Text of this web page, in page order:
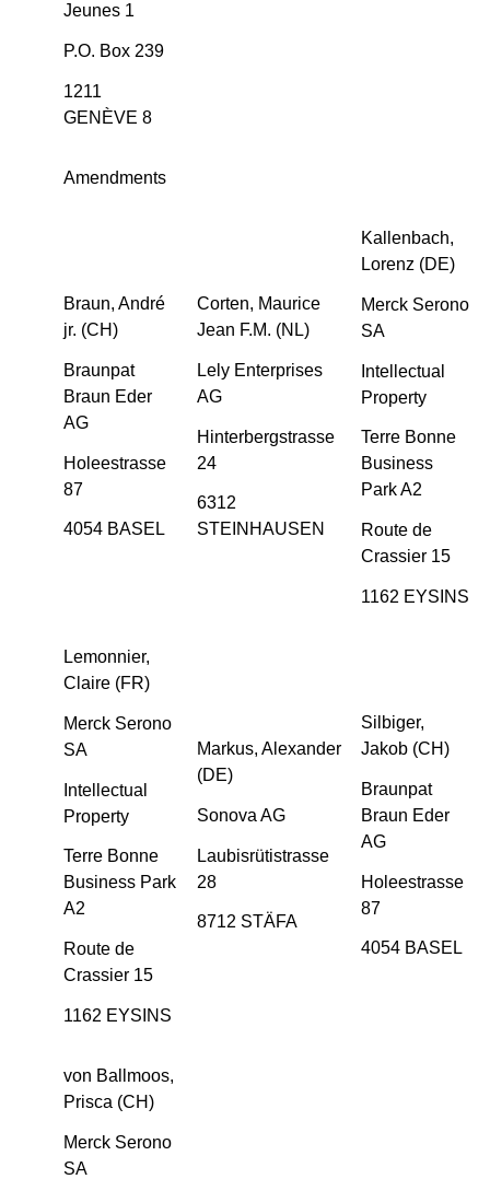
Jeunes 1
P.O. Box 239
1211
GENÈVE 8
Amendments
Braun, André
jr. (CH)
Braunpat
Braun Eder
AG
Holeestrasse
87
4054 BASEL
Corten, Maurice
Jean F.M. (NL)
Lely Enterprises
AG
Hinterbergstrasse
24
6312
STEINHAUSEN
Kallenbach,
Lorenz (DE)
Merck Serono
SA
Intellectual
Property
Terre Bonne
Business
Park A2
Route de
Crassier 15
1162 EYSINS
Lemonnier,
Claire (FR)
Merck Serono
SA
Intellectual
Property
Terre Bonne
Business Park
A2
Route de
Crassier 15
1162 EYSINS
Markus, Alexander
(DE)
Sonova AG
Laubisrütistrasse
28
8712 STÄFA
Silbiger,
Jakob (CH)
Braunpat
Braun Eder
AG
Holeestrasse
87
4054 BASEL
von Ballmoos,
Prisca (CH)
Merck Serono
SA